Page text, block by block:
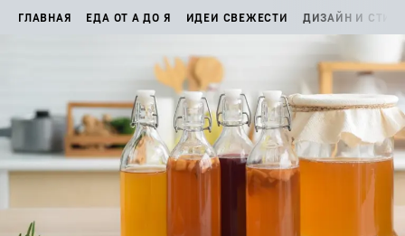
ГЛАВНАЯ ЕДА ОТ А ДО Я ИДЕИ СВЕЖЕСТИ ДИЗАЙН И